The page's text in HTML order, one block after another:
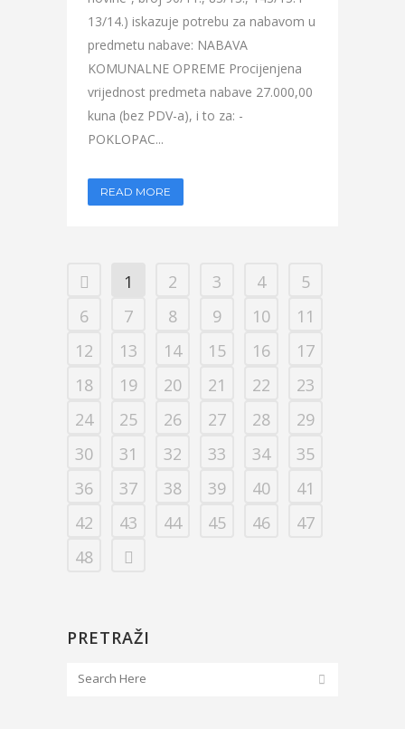
13/14.) iskazuje potrebu za nabavom u
predmetu nabave: NABAVA
KOMUNALNE OPREME Procijenjena
vrijednost predmeta nabave 27.000,00
kuna (bez PDV-a), i to za: -
POKLOPAC...
READ MORE
1 2 3 4
5
6
7 8 9 10
11
12
13 14 15 16
17
18
19 20 21 22
23
24
25 26 27 28
29
30
31 32 33 34
35
36
37 38 39 40
41
42
43 44 45 46
47
48
PRETRAŽI